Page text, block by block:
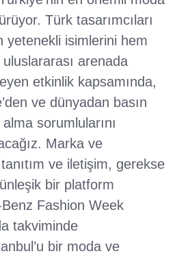
Türk tasarımcıları
yetenekli isimlerini hem
arenada
etkinlik kapsamında,
ve dünyadan basın
sorumlularını
Marka ve
ve iletişim, gerekse
bir platform
Fashion Week
takviminde
bir moda ve